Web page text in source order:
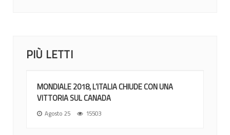
PIÙ LETTI
MONDIALE 2018, L’ITALIA CHIUDE CON UNA
VITTORIA SUL CANADA
Agosto 25 15503